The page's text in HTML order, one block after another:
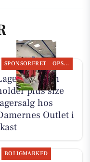
SPONSORERET OPSLAGSTAVLEN
plus size
hos
Outlet i
BOLIGMARKED